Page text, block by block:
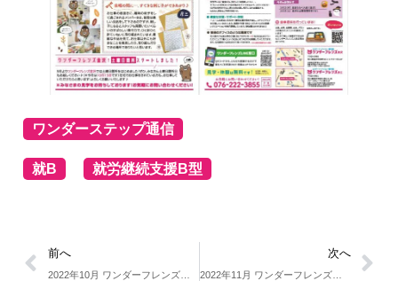
ワンダーステップ通信
就B 就労継続支援B型
前へ
2022年10月 ワンダーフレンズ通信ー就労継続支援B型 大阪ー
次へ
2022年11月 ワンダーフレンズ通信ー就労継続支援B型 大阪ー